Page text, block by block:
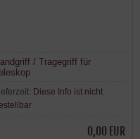
/ Tragegriff für
Diese Info ist nicht
0,00 EUR